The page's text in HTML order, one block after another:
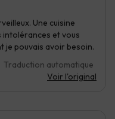
Une cuisine
intolérances et vous
je pouvais avoir besoin.
Traduction automatique
Voir l'original